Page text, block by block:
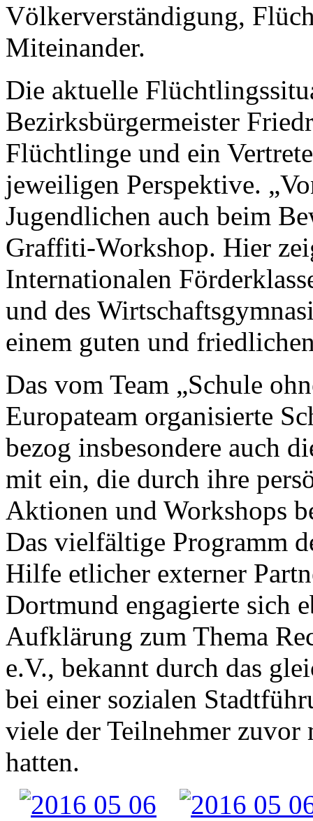
Völkerverständigung,
Miteinander.
Die aktuelle
Bezirksbürgermeister
Flüchtlinge und ein
jeweiligen Perspektive.
Jugendlichen auch beim
Graffiti-Workshop. Hier
Internationalen
und des
einem guten und
Das vom Team „Schule
Europateam organisierte
bezog insbesondere auch
mit ein, die durch ihre
Aktionen und Workshops
Das vielfältige Programm
Hilfe etlicher externer
Dortmund engagierte sich
Aufklärung zum Thema
e.V., bekannt durch das
bei einer sozialen
viele der Teilnehmer zuvor
hatten.